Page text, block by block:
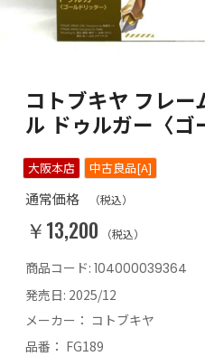
コトブキヤ フレー
ル ドゥルガー〈ゴ
大阪本店 中古良品[A]
通常価格 （税込）
￥13,200 （税込）
商品コード: 104000039364
発売日: 2025/12
メーカー： コトブキヤ
品番： FG189